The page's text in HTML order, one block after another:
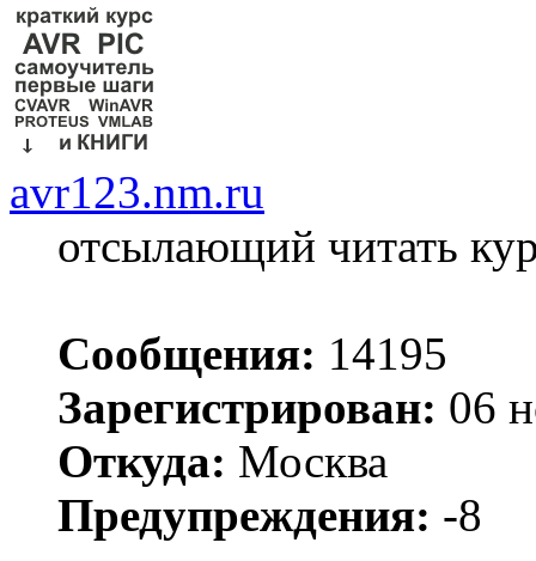
avr123.nm.ru
отсылающий читать
Сообщения: 14195
Зарегистрирован: 06
Откуда: Москва
Предупреждения: -8